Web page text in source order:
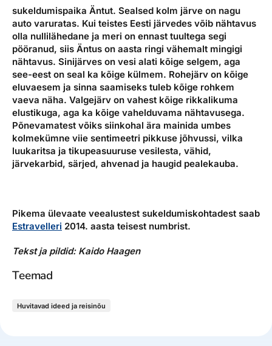
sukeldumispaika Äntut. Sealsed kolm järve on nagu
auto varuratas. Kui teistes Eesti järvedes võib nähtavus
olla nullilähedane ja meri on ennast tuultega segi
pööranud, siis Äntus on aasta ringi vähemalt mingigi
nähtavus. Sinijärves on vesi alati kõige selgem, aga
see-eest on seal ka kõige külmem. Rohejärv on kõige
eluvaesem ja sinna saamiseks tuleb kõige rohkem
vaeva näha. Valgejärv on vahest kõige rikkalikuma
elustikuga, aga ka kõige vahelduvama nähtavusega.
Põnevamatest võiks siinkohal ära mainida umbes
kolmekümne viie sentimeetri pikkuse jõhvussi, vilka
luukaritsa ja tikupeasuuruse vesilesta, vähid,
järvekarbid, särjed, ahvenad ja haugid pealekauba.
Pikema ülevaate veealustest sukeldumiskohtadest saab
Estravelleri 2014. aasta teisest numbrist.
Tekst ja pildid: Kaido Haagen
Teemad
Huvitavad ideed ja reisinõu